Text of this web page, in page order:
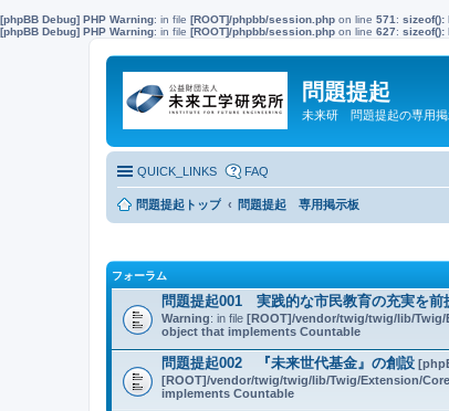
[phpBB Debug] PHP Warning: in file [ROOT]/phpbb/session.php on line 571 : sizeof():
[phpBB Debug] PHP Warning: in file [ROOT]/phpbb/session.php on line 627: sizeof():
問題提起
未来研 問題提起の専用掲
QUICK_LINKS FAQ
問題提起トップ 問題提起 専用掲示板
フォーラム
問題提起001 実践的な市民教育の充実を前
Warning: in file [ROOT]/vendor/twig/twig/lib/
object that implements Countable
問題提起002 『未来世代基金』の創設
[ROOT]/vendor/twig/twig/lib/Twig/Extension/
implements Countable